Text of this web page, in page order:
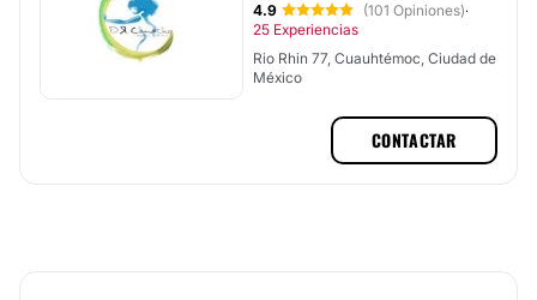
4.9 (101 Opiniones)·
25 Experiencias
Rio Rhin 77, Cuauhtémoc, Ciudad de
México
CONTACTAR